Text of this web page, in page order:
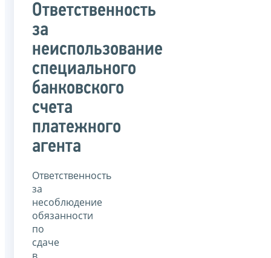
Ответственность
за
неиспользование
специального
банковского
счета
платежного
агента
Ответственность
за
несоблюдение
обязанности
по
сдаче
в